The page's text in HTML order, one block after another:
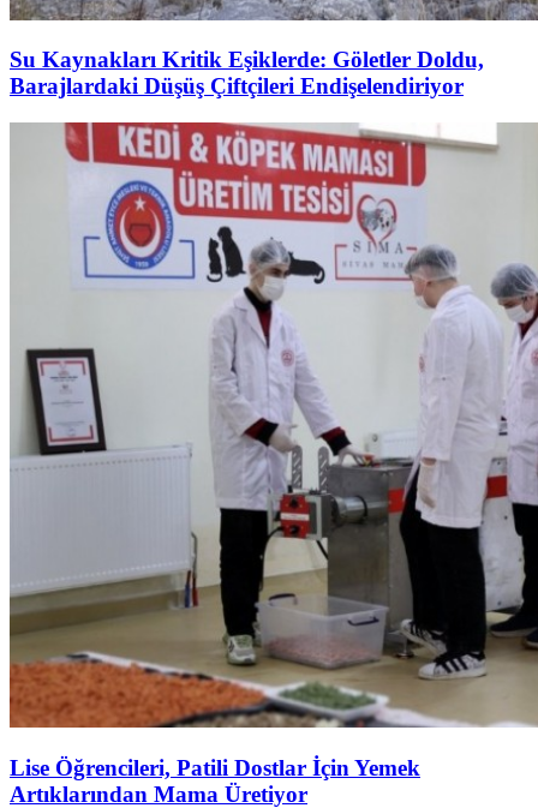
Su Kaynakları Kritik Eşiklerde: Göletler Doldu,
Barajlardaki Düşüş Çiftçileri Endişelendiriyor
Lise Öğrencileri, Patili Dostlar İçin Yemek
Artıklarından Mama Üretiyor